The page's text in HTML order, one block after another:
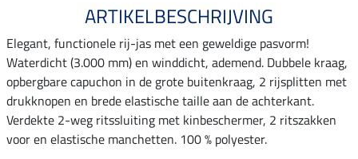
ARTIKELBESCHRIJVING
Elegant, functionele rij-jas met een geweldige pasvorm!
Waterdicht (3.000 mm) en winddicht, ademend. Dubbele kraag,
opbergbare capuchon in de grote buitenkraag, 2 rijsplitten met
drukknopen en brede elastische taille aan de achterkant.
Verdekte 2-weg ritssluiting met kinbeschermer, 2 ritszakken
voor en elastische manchetten. 100 % polyester.